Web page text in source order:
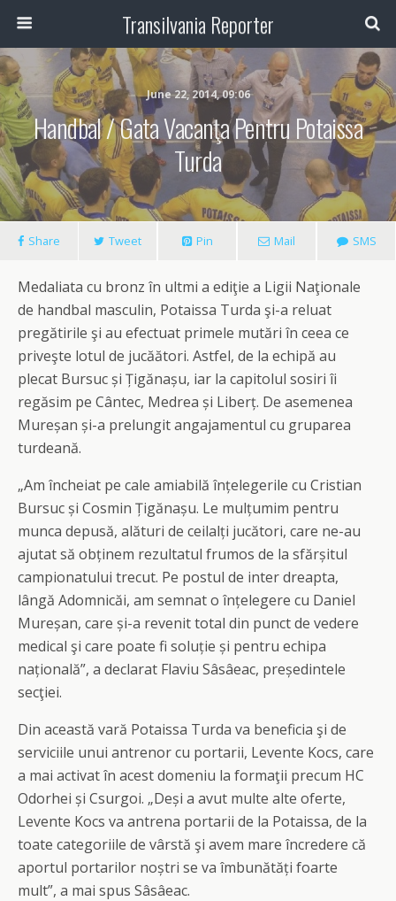
Transilvania Reporter
June 22, 2014, 09:06
Handbal / Gata Vacanţa Pentru Potaissa
Turda
Share Tweet Pin Mail SMS
Medaliata cu bronz în ultmi a ediţie a Ligii Naţionale
de handbal masculin, Potaissa Turda şi-a reluat
pregătirile şi au efectuat primele mutări în ceea ce
priveşte lotul de jucăători. Astfel, de la echipă au
plecat Bursuc și Țigănașu, iar la capitolul sosiri îi
regăsim pe Cântec, Medrea și Liberț. De asemenea
Mureșan și-a prelungit angajamentul cu gruparea
turdeană.
„Am încheiat pe cale amiabilă înțelegerile cu Cristian
Bursuc și Cosmin Țigănașu. Le mulțumim pentru
munca depusă, alături de ceilalți jucători, care ne-au
ajutat să obținem rezultatul frumos de la sfărșitul
campionatului trecut. Pe postul de inter dreapta,
lângă Adomnicăi, am semnat o înțelegere cu Daniel
Mureșan, care și-a revenit total din punct de vedere
medical şi care poate fi soluție și pentru echipa
națională”, a declarat Flaviu Sâsâeac, președintele
secţiei.
Din această vară Potaissa Turda va beneficia şi de
serviciile unui antrenor cu portarii, Levente Kocs, care
a mai activat în acest domeniu la formaţii precum HC
Odorhei și Csurgoi. „Deși a avut multe alte oferte,
Levente Kocs va antrena portarii de la Potaissa, de la
toate categoriile de vârstă şi avem mare încredere că
aportul portarilor noștri se va îmbunătăți foarte
mult”, a mai spus Sâsâeac.